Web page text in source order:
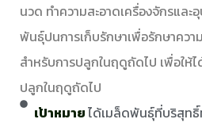
นวด ทำความสะอาดเครื่องจักรแล
พันธุ์ปนการเก็บรักษาเพื่อรักษาคว
สำหรับการปลูกในฤดูถัดไป เพื่อใ
ปลูกในฤดูถัดไป
เป้าหมายได้เมล็ดพันธุ์ที่บริสุท